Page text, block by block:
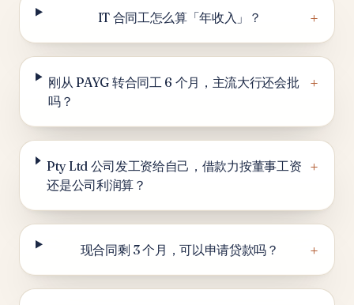
IT 合同工怎么算「年收入」？ +
刚从 PAYG 转合同工 6 个月，主流大行还会批
吗？
+
Pty Ltd 公司发工资给自己，借款力按董事工资
还是公司利润算？
+
现合同剩 3 个月，可以申请贷款吗？ +